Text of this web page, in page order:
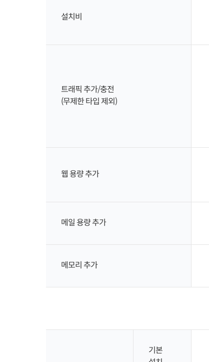
설치비
트래픽 추가/충전
(무제한 타입 제외)
웹 용량 추가
메일 용량 추가
메모리 추가
기본